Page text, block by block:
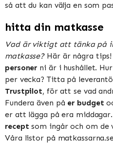
så att du kan välja en som
hitta din matkasse
Vad är viktigt att tänka på
matkasse?Här är några
personer ni är i hushållet.
per vecka? Titta på
Trustpilot, för att se vad
Fundera även på er budget
er att lägga på era
recept som ingår och om de
Våra listor på